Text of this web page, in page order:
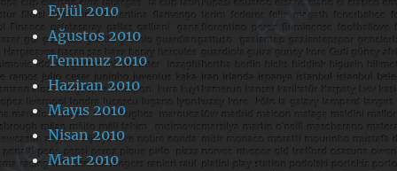
Eylül 2010
Ağustos 2010
Temmuz 2010
Haziran 2010
Mayıs 2010
Nisan 2010
Mart 2010